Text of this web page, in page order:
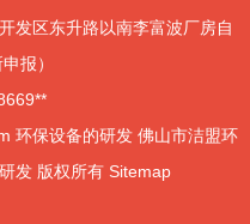
发区东升路以南李富波厂房自
报）
环保设备的研发 佛山市洁盟环
发 版权所有 Sitemap